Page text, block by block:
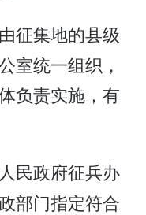
征集地的县级
室统一组织，
负责实施，有
民政府征兵办
部门指定符合